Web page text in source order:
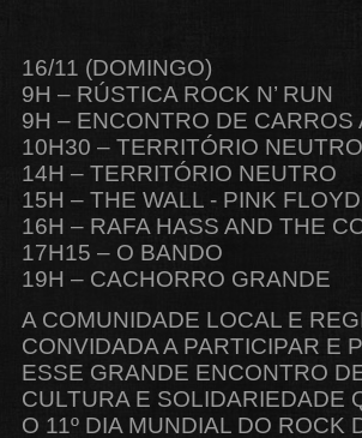
16/11 (DOMINGO)
9H – RÚSTICA ROCK N’ RUN
9H – ENCONTRO DE CARROS
10H30 – TERRITÓRIO NEUTRO
14H – TERRITÓRIO NEUTRO
15H – THE WALL - PINK
16H – RAFA HASS AND THE
17H15 – O BANDO
19H – CACHORRO GRANDE
A COMUNIDADE LOCAL E
CONVIDADA A PARTICIPAR E
ESSE GRANDE ENCONTRO
CULTURA E SOLIDARIEDADE
O 11º DIA MUNDIAL DO ROCK